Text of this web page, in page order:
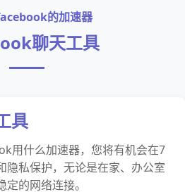
的加速器
聊天工具
具
用什么加速器，您将有机会在7
隐私保护，无论是在家、办公室
的网络连接。